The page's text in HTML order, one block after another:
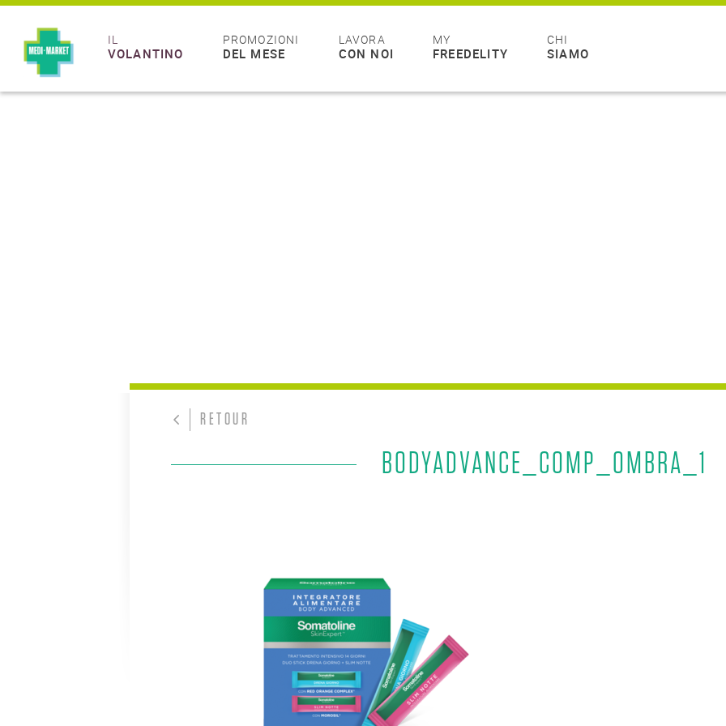
IL
VOLANTINO
PROMOZIONI
DEL MESE
LAVORA
CON NOI
MY
FREEDELITY
CHI
SIAMO
RETOUR
BODYADVANCE_COMP_OMBRA_1